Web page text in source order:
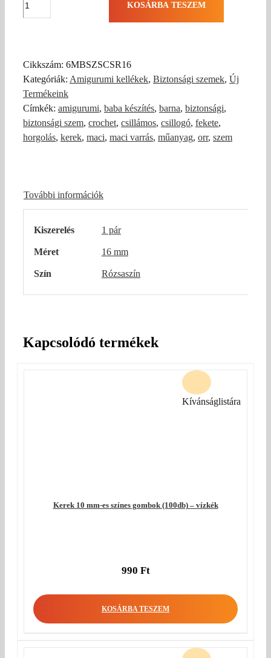
pár)
mennyiség
KOSÁRBA TESZEM
Cikkszám: 6MBSZSCSR16
Kategóriák: Amigurumi kellékek, Biztonsági szemek, Új
Termékeink
Címkék: amigurumi, baba készítés, barna, biztonsági,
biztonsági szem, crochet, csillámos, csillogó, fekete,
horgolás, kerek, maci, maci varrás, műanyag, orr, szem
További információk
Kiszerelés 1 pár
Méret 16 mm
Szín Rózsaszín
Kapcsolódó termékek
Kerek 10 mm-es színes gombok (100db) – vízkék
990 Ft
KOSÁRBA TESZEM
Kívánságlistára